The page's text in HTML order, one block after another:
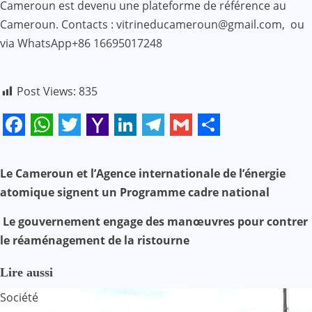
Cameroun est devenu une plateforme de référence au
Cameroun. Contacts : vitrineducameroun@gmail.com, ou
via WhatsApp+86 16695017248
Post Views: 835
Mail
N
a
v
g
Le Cameroun et l’Agence internationale de l’énergie
atomique signent un Programme cadre national
Le gouvernement engage des manœuvres pour contrer
le réaménagement de la ristourne
Lire aussi
Société